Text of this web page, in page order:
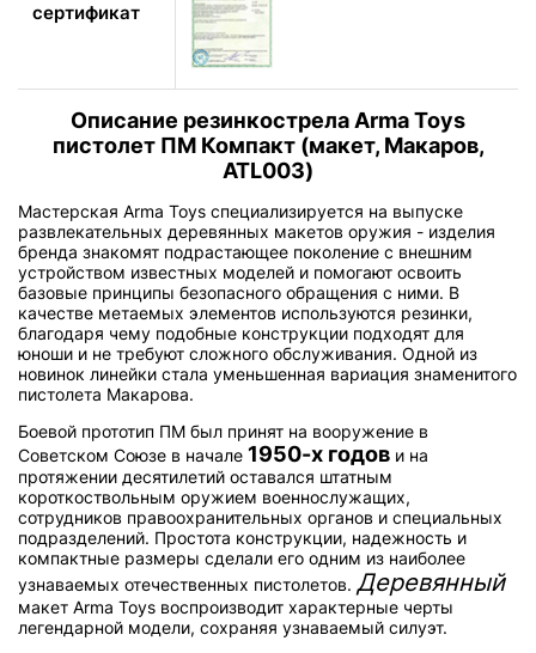
сертификат
Описание резинкострела Arma Toys
пистолет ПМ Компакт (макет, Макаров,
ATL003)
Мастерская Arma Toys специализируется на выпуске
развлекательных деревянных макетов оружия - изделия
бренда знакомят подрастающее поколение с внешним
устройством известных моделей и помогают освоить
базовые принципы безопасного обращения с ними. В
качестве метаемых элементов используются резинки,
благодаря чему подобные конструкции подходят для
юноши и не требуют сложного обслуживания. Одной из
новинок линейки стала уменьшенная вариация знаменитого
пистолета Макарова.
Боевой прототип ПМ был принят на вооружение в
Советском Союзе в начале 1950-х годов и на
протяжении десятилетий оставался штатным
короткоствольным оружием военнослужащих,
сотрудников правоохранительных органов и специальных
подразделений. Простота конструкции, надежность и
компактные размеры сделали его одним из наиболее
узнаваемых отечественных пистолетов. Деревянный
макет Arma Toys воспроизводит характерные черты
легендарной модели, сохраняя узнаваемый силуэт.